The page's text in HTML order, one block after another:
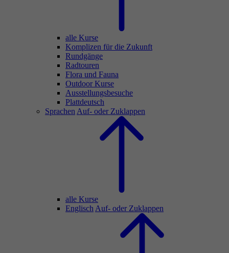
alle Kurse
Komplizen für die Zukunft
Rundgänge
Radtouren
Flora und Fauna
Outdoor Kurse
Ausstellungsbesuche
Plattdeutsch
Sprachen Auf- oder Zuklappen
alle Kurse
Englisch Auf- oder Zuklappen